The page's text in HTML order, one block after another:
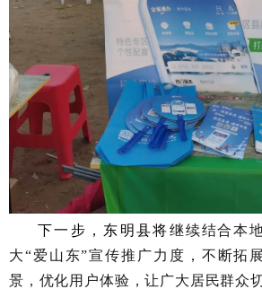
下一步，东明县将继续结合本
大“爱山东”宣传推广力度，不断拓
景，优化用户体验，让广大居民群众